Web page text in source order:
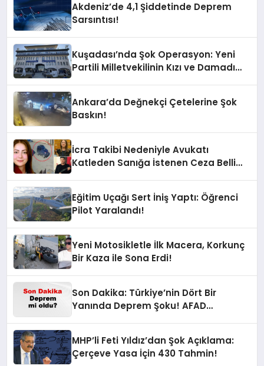
Akdeniz’de 4,1 Şiddetinde Deprem
Sarsıntısı!
Kuşadası’nda Şok Operasyon: Yeni
Partili Milletvekilinin Kızı ve Damadı
Ankara’da Değnekçi Çetelerine Şok
Baskın!
İcra Takibi Nedeniyle Avukatı
Katleden Sanığa İstenen Ceza Belli
Eğitim Uçağı Sert İniş Yaptı: Öğrenci
Pilot Yaralandı!
Yeni Motosikletle İlk Macera, Korkunç
Bir Kaza ile Sona Erdi!
Son Dakika: Türkiye’nin Dört Bir
Yanında Deprem Şoku! AFAD
MHP’li Feti Yıldız’dan Şok Açıklama:
Çerçeve Yasa İçin 430 Tahmin!